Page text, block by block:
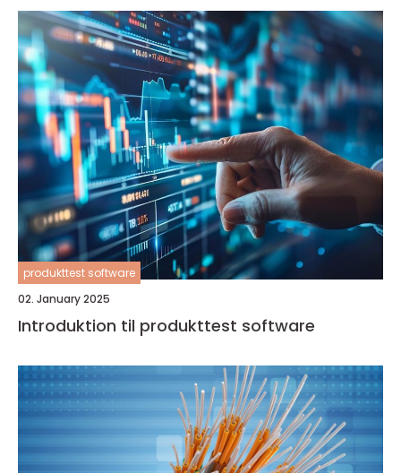
produkttest software
02. January 2025
Introduktion til produkttest software